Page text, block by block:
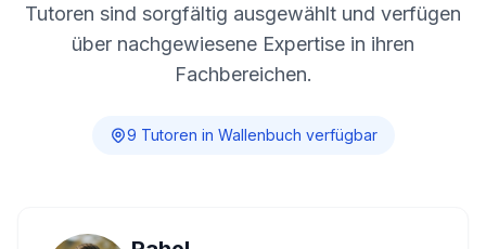
Tutoren sind sorgfältig ausgewählt und verfügen
über nachgewiesene Expertise in ihren
Fachbereichen.
9 Tutoren in Wallenbuch verfügbar